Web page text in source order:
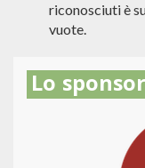
riconosciuti è
vuote.
Lo sponsor